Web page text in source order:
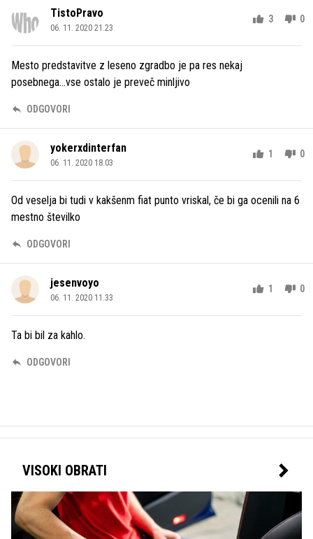
TistoPravo
06. 11. 2020 21.23
3 0
Mesto predstavitve z leseno zgradbo je pa res nekaj
posebnega...vse ostalo je preveč minljivo
ODGOVORI
yokerxdinterfan
06. 11. 2020 18.03
1 0
Od veselja bi tudi v kakšenm fiat punto vriskal, če bi ga ocenili na 6
mestno številko
ODGOVORI
jesenvoyo
06. 11. 2020 11.33
1 0
Ta bi bil za kahlo.
ODGOVORI
VISOKI OBRATI